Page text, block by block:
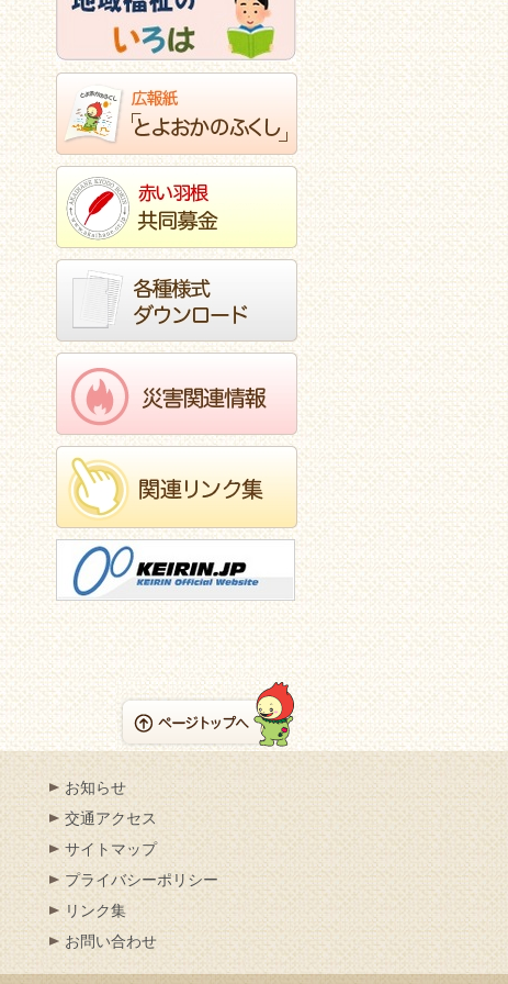
お知らせ
交通アクセス
サイトマップ
プライバシーポリシー
リンク集
お問い合わせ